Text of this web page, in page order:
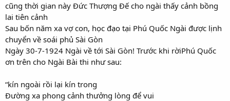
cũng thời gian này Đức Thượng Đế cho ngài thấy cảnh bồng
lai tiên cảnh
Sau bốn năm xa vợ con, học đạo tại Phú Quốc Ngài được lịnh
chuyển về soái phủ Sài Gòn
Ngày 30-7-1924 Ngài về tới Sài Gòn! Trước khi rờiPhú Quốc
ơn trên cho Ngài Bài thi như sau:
“kín ngoài rồi lại kín trong
Đường xa phong cảnh thưởng lòng để vui